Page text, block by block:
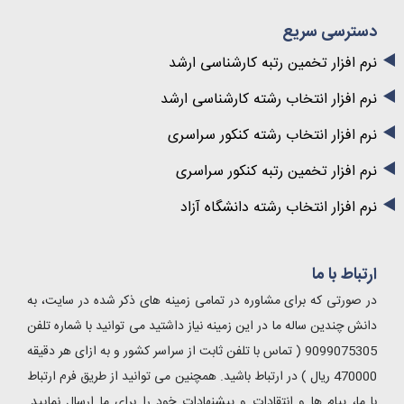
دسترسی سریع
نرم افزار تخمین رتبه کارشناسی ارشد
نرم افزار انتخاب رشته کارشناسی ارشد
نرم افزار انتخاب رشته کنکور سراسری
نرم افزار تخمین رتبه کنکور سراسری
نرم افزار انتخاب رشته دانشگاه آزاد
ارتباط با ما
در صورتی که برای مشاوره در تمامی زمینه های ذکر شده در سایت، به
دانش چندین ساله ما در این زمینه نیاز داشتید می توانید با شماره تلفن
9099075305 ( تماس با تلفن ثابت از سراسر کشور و به ازای هر دقیقه
470000 ریال ) در ارتباط باشید. همچنین می توانید از طریق فرم ارتباط